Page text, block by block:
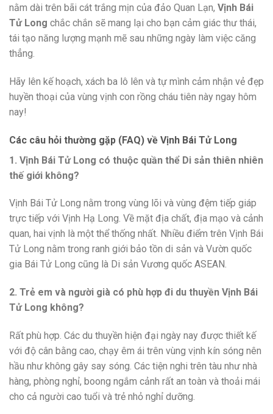
nằm dài trên bãi cát trắng mịn của đảo Quan Lạn, Vịnh Bái
Tử Long chắc chắn sẽ mang lại cho bạn cảm giác thư thái,
tái tạo năng lượng mạnh mẽ sau những ngày làm việc căng
thẳng.
Hãy lên kế hoạch, xách ba lô lên và tự mình cảm nhận vẻ đẹp
huyền thoại của vùng vịnh con rồng cháu tiên này ngay hôm
nay!
Các câu hỏi thường gặp (FAQ) về Vịnh Bái Tử Long
1. Vịnh Bái Tử Long có thuộc quần thể Di sản thiên nhiên
thế giới không?
Vịnh Bái Tử Long nằm trong vùng lõi và vùng đệm tiếp giáp
trực tiếp với Vịnh Hạ Long. Về mặt địa chất, địa mạo và cảnh
quan, hai vịnh là một thể thống nhất. Nhiều điểm trên Vịnh Bái
Tử Long nằm trong ranh giới bảo tồn di sản và Vườn quốc
gia Bái Tử Long cũng là Di sản Vương quốc ASEAN.
2. Trẻ em và người già có phù hợp đi du thuyền Vịnh Bái
Tử Long không?
Rất phù hợp. Các du thuyền hiện đại ngày nay được thiết kế
với độ cân bằng cao, chạy êm ái trên vùng vịnh kín sóng nên
hầu như không gây say sóng. Các tiện nghi trên tàu như nhà
hàng, phòng nghỉ, boong ngắm cảnh rất an toàn và thoải mái
cho cả người cao tuổi và trẻ nhỏ nghỉ dưỡng.